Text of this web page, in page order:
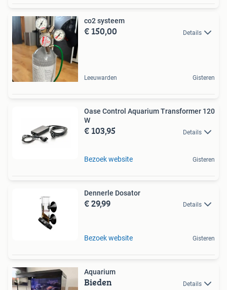
co2 systeem
€ 150,00 Details
Leeuwarden Gisteren
Oase Control Aquarium Transformer 120
W
€ 103,95 Details
Bezoek website Gisteren
Dennerle Dosator
€ 29,99 Details
Bezoek website Gisteren
Aquarium
Bieden Details